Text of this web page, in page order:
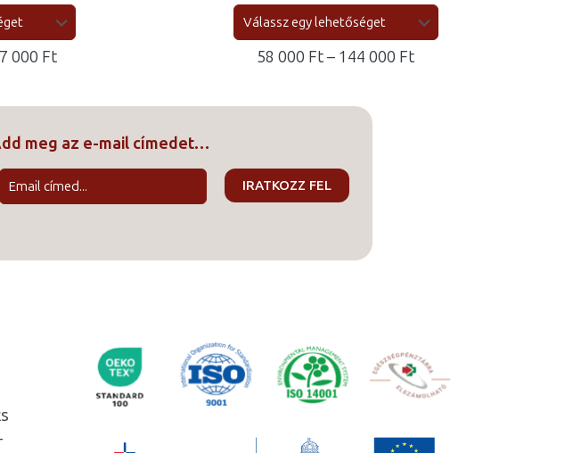
000 FtÁrtartomány:
367
000 Ft
58 000 Ft– 144 000 FtÁrtartomány:
meg az e-mail címedet…